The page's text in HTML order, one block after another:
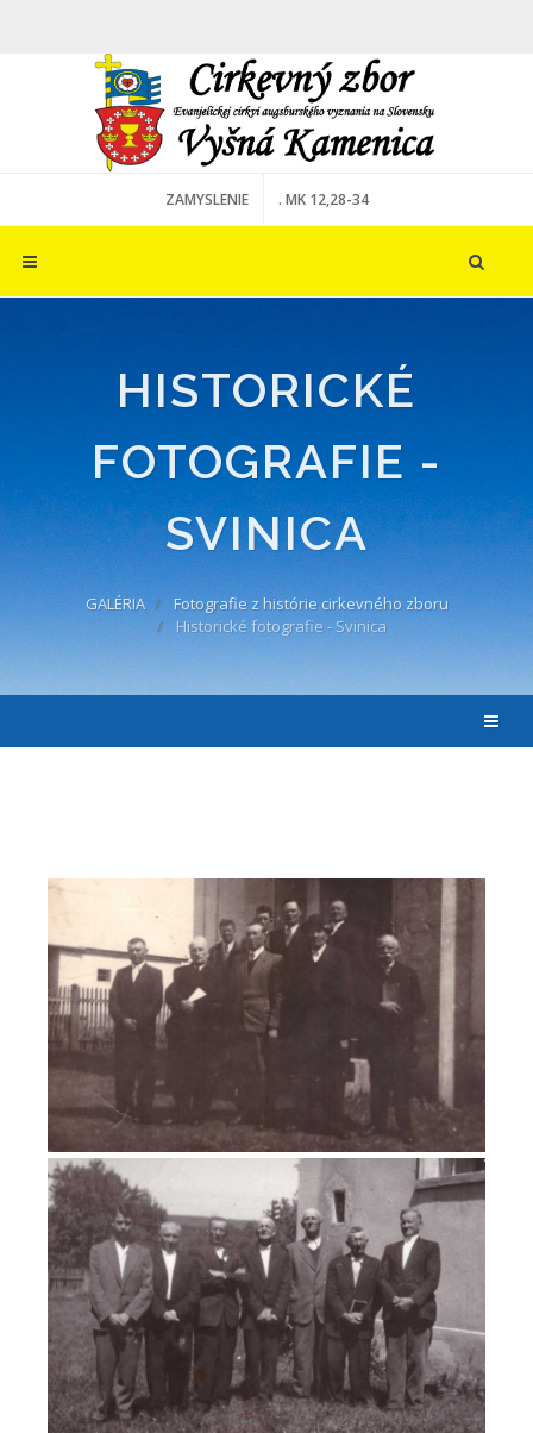
ZAMYSLENIE . MK 12,28-34
HISTORICKÉ
FOTOGRAFIE -
SVINICA
GALÉRIA
Fotografie z histórie cirkevného zboru
Historické fotografie - Svinica